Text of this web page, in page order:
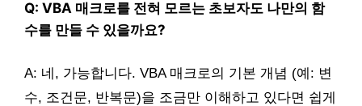
Q: VBA 매크로를 전혀 모르는 초보자도 나만의 함
수를 만들 수 있을까요?
A: 네, 가능합니다. VBA 매크로의 기본 개념 (예: 변
수, 조건문, 반복문)을 조금만 이해하고 있다면 쉽게